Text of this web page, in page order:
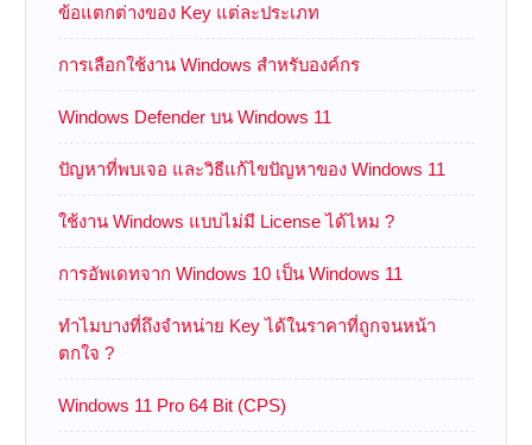
ข้อแตกต่างของ Key แต่ละประเภท
การเลือกใช้งาน Windows สำหรับองค์กร
Windows Defender บน Windows 11
ปัญหาที่พบเจอ และวิธีแก้ไขปัญหาของ Windows 11
ใช้งาน Windows แบบไม่มี License ได้ไหม ?
การอัพเดทจาก Windows 10 เป็น Windows 11
ทำไมบางที่ถึงจำหน่าย Key ได้ในราคาที่ถูกจนหน้า
ตกใจ ?
Windows 11 Pro 64 Bit (CPS)